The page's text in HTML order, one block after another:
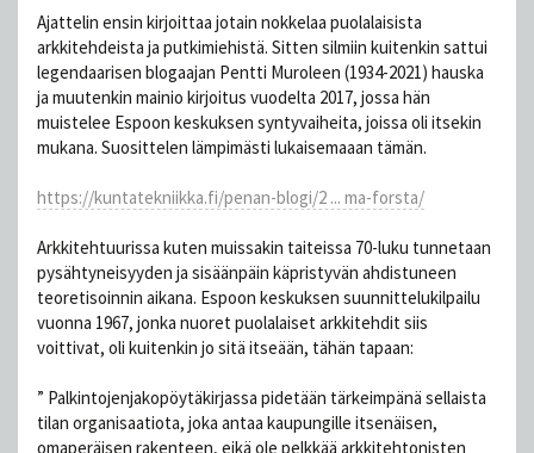
Ajattelin ensin kirjoittaa jotain nokkelaa puolalaisista
arkkitehdeista ja putkimiehistä. Sitten silmiin kuitenkin sattui
legendaarisen blogaajan Pentti Muroleen (1934-2021) hauska
ja muutenkin mainio kirjoitus vuodelta 2017, jossa hän
muistelee Espoon keskuksen syntyvaiheita, joissa oli itsekin
mukana. Suosittelen lämpimästi lukaisemaaan tämän.
https://kuntatekniikka.fi/penan-blogi/2 ... ma-forsta/
Arkkitehtuurissa kuten muissakin taiteissa 70-luku tunnetaan
pysähtyneisyyden ja sisäänpäin käpristyvän ahdistuneen
teoretisoinnin aikana. Espoon keskuksen suunnittelukilpailu
vuonna 1967, jonka nuoret puolalaiset arkkitehdit siis
voittivat, oli kuitenkin jo sitä itseään, tähän tapaan:
” Palkintojenjakopöytäkirjassa pidetään tärkeimpänä sellaista
tilan organisaatiota, joka antaa kaupungille itsenäisen,
omaperäisen rakenteen, eikä ole pelkkää arkkitehtonisten